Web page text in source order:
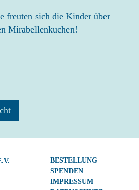
freuten sich die Kinder über
Mirabellenkuchen!
Navigation
überspringen
BESTELLUNG
SPENDEN
IMPRESSUM